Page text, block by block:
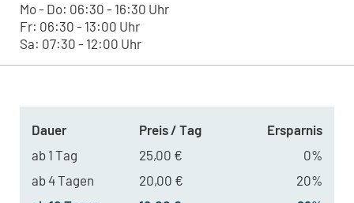
Mo - Do: 06:30 - 16:30 Uhr
Fr: 06:30 - 13:00 Uhr
Sa: 07:30 - 12:00 Uhr
Dauer Preis / Tag
Ersparnis
ab 1 Tag
25,00 €
0%
ab 4 Tagen
20,00 €
20%